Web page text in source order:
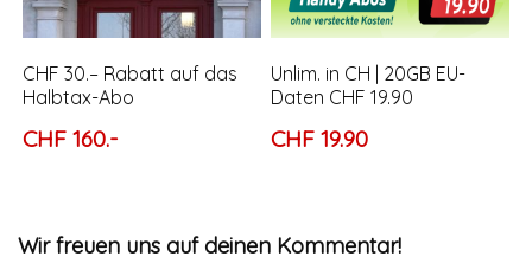
CHF 30.– Rabatt auf das
Halbtax-Abo
CHF 160.-
Unlim. in CH | 20GB EU-
Daten CHF 19.90
CHF 19.90
Wir freuen uns auf deinen Kommentar!